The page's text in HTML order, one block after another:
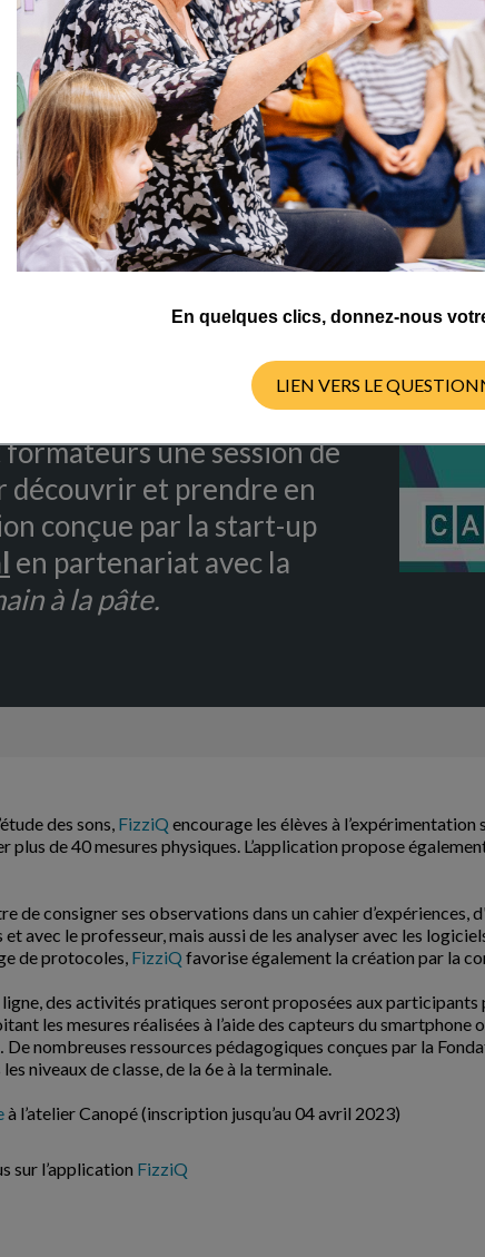
numériques peuvent-ils
de l’enseignement des
? Transformer les
en laboratoire
classe, tel est l’objectif de
, destinée aux
lycéens. Le mercredi 5 avril
à 13h30 (heure en
propose aux
une session de
découvrir et prendre en
conçue par la start-up
en partenariat avec la
à la pâte.
des sons, FizziQ encourage les élèves à
de 40 mesures physiques. L’application propose
de consigner ses observations dans un cahier
avec le professeur, mais aussi de les analyser avec les
de protocoles, FizziQ favorise également la création par la
des activités pratiques seront proposées aux participants
les mesures réalisées à l’aide des capteurs du
De nombreuses ressources pédagogiques conçues par la
niveaux de classe, de la 6e à la terminale.
à l’atelier Canopé (inscription jusqu’au 04 avril 2023)
sur l’application FizziQ
En quelques clics, donnez-nous
LIEN VERS LE